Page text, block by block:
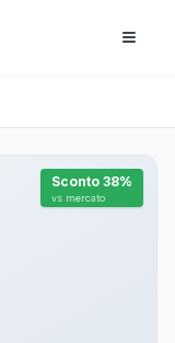
Sconto 38%
vs mercato